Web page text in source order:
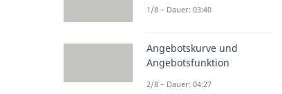
1/8 – Dauer: 03:40
Angebotskurve und
Angebotsfunktion
2/8 – Dauer: 04:27